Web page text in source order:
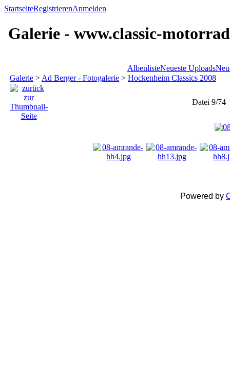
StartseiteRegistrierenAnmelden
Galerie - www.classic-
AlbenlisteNeueste Uploads
Galerie > Ad Berger - Fotogalerie > Hockenheim Classics 2008
Datei 9/74
Powered by